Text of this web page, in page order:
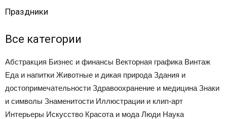
Праздники
Все категории
Абстракция Бизнес и финансы Векторная графика Винтаж
Еда и напитки Животные и дикая природа Здания и
достопримечательности Здравоохранение и медицина Знаки
и символы Знаменитости Иллюстрации и клип-арт
Интерьеры Искусство Красота и мода Люди Наука